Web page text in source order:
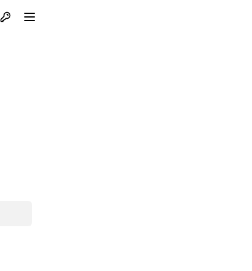
Otvori profil